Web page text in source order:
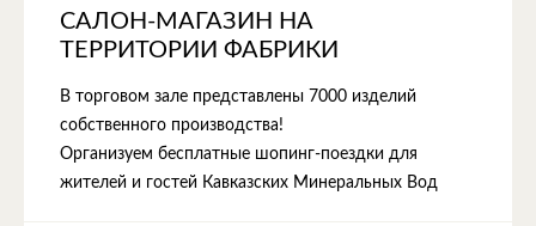
САЛОН-МАГАЗИН НА
ТЕРРИТОРИИ ФАБРИКИ
В торговом зале представлены 7000 изделий
собственного производства!
Организуем бесплатные шопинг-поездки для
жителей и гостей Кавказских Минеральных Вод